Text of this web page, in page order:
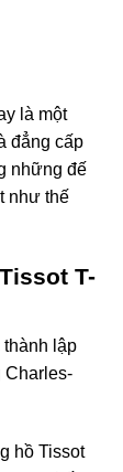
là một
đẳng cấp
những đế
như thế
T-
lập
Charles-
hồ Tissot